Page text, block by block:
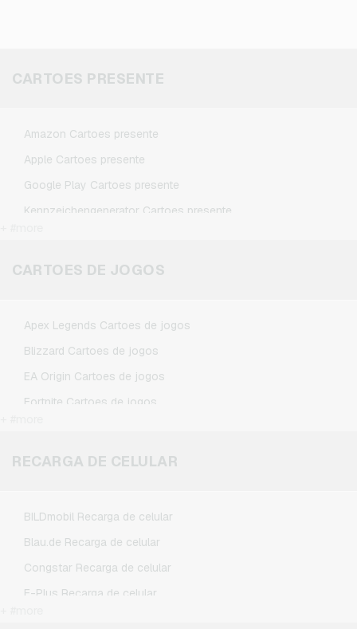
CARTOES PRESENTE
Amazon Cartoes presente
Apple Cartoes presente
Google Play Cartoes presente
Kennzeichengenerator Cartoes presente
Netflix Cartoes presente
CARTOES DE JOGOS
Apex Legends Cartoes de jogos
Blizzard Cartoes de jogos
EA Origin Cartoes de jogos
Fortnite Cartoes de jogos
Minecraft Cartoes de jogos
RECARGA DE CELULAR
BILDmobil Recarga de celular
Blau.de Recarga de celular
Congstar Recarga de celular
E-Plus Recarga de celular